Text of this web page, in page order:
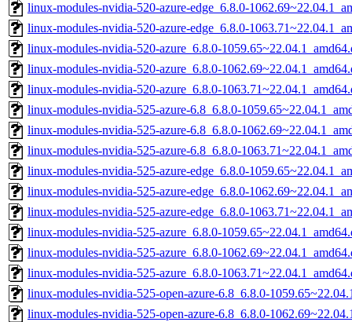
linux-modules-nvidia-520-azure-edge_6.8.0-
linux-modules-nvidia-520-azure-edge_6.8.0-
linux-modules-nvidia-520-azure_6.8.0-
linux-modules-nvidia-520-azure_6.8.0-
linux-modules-nvidia-520-azure_6.8.0-
linux-modules-nvidia-525-azure-6.8_6.8.0-
linux-modules-nvidia-525-azure-6.8_6.8.0-
linux-modules-nvidia-525-azure-6.8_6.8.0-
linux-modules-nvidia-525-azure-edge_6.8.0-
linux-modules-nvidia-525-azure-edge_6.8.0-
linux-modules-nvidia-525-azure-edge_6.8.0-
linux-modules-nvidia-525-azure_6.8.0-
linux-modules-nvidia-525-azure_6.8.0-
linux-modules-nvidia-525-azure_6.8.0-
linux-modules-nvidia-525-open-azure-6.8_6.8.0-
linux-modules-nvidia-525-open-azure-6.8_6.8.0-